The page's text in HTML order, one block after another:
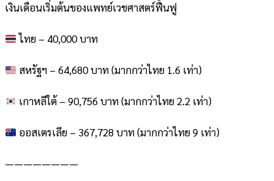
เงินเดือนเริ่มต้นของแพทย์เวชศาสตร์ฟื้นฟู
ไทย – 40,000 บาท
สหรัฐฯ – 64,680 บาท (มากกว่าไทย 1.6 เท่า)
เกาหลีใต้ – 90,756 บาท (มากกว่าไทย 2.2 เท่า)
ออสเตรเลีย – 367,728 บาท (มากกว่าไทย 9 เท่า)
————————